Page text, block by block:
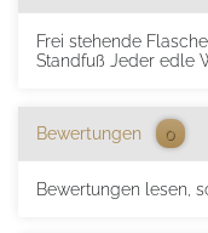
Frei stehende
Standfuß Jeder edle
Bewertungen 0
Bewertungen lesen,